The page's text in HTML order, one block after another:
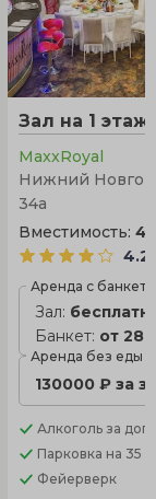
Зал на 1
MaxxRoyal
Нижний
34а
Вместимость:
4.2
Аренда с
Зал:
Банкет: от
Аренда без еды
130000 ₽ за
Алкоголь за
Парковка на 35
Фейерверк